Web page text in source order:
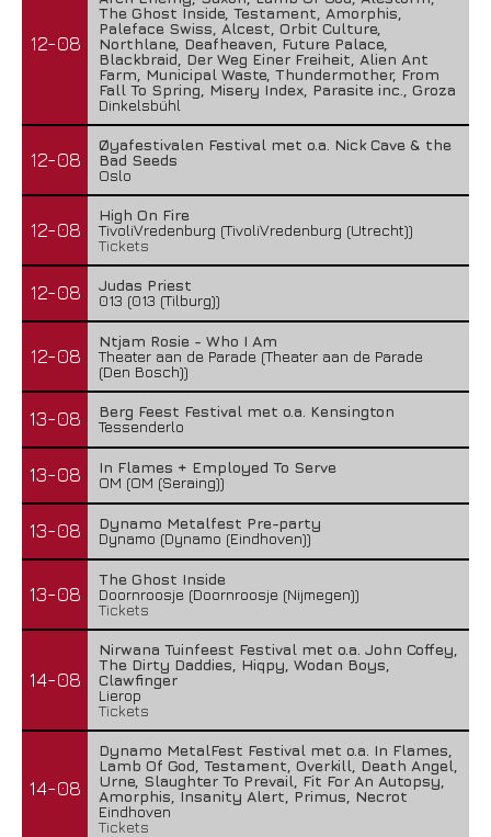
12-08
The Ghost Inside, Testament, Amorphis,
Paleface Swiss, Alcest, Orbit Culture,
Northlane, Deafheaven, Future Palace,
Blackbraid, Der Weg Einer Freiheit, Alien Ant
Farm, Municipal Waste, Thundermother, From
Fall To Spring, Misery Index, Parasite inc., Groza
Dinkelsbühl
12-08
Øyafestivalen Festival met o.a. Nick Cave & the
Bad Seeds
Oslo
12-08
High On Fire
TivoliVredenburg (TivoliVredenburg (Utrecht))
Tickets
12-08
Judas Priest
013 (013 (Tilburg))
12-08
Ntjam Rosie - Who I Am
Theater aan de Parade (Theater aan de Parade
(Den Bosch))
13-08
Berg Feest Festival met o.a. Kensington
Tessenderlo
13-08
In Flames + Employed To Serve
OM (OM (Seraing))
13-08
Dynamo Metalfest Pre-party
Dynamo (Dynamo (Eindhoven))
13-08
The Ghost Inside
Doornroosje (Doornroosje (Nijmegen))
Tickets
14-08
Nirwana Tuinfeest Festival met o.a. John Coffey,
The Dirty Daddies, Hiqpy, Wodan Boys,
Clawfinger
Lierop
Tickets
14-08
Dynamo MetalFest Festival met o.a. In Flames,
Lamb Of God, Testament, Overkill, Death Angel,
Urne, Slaughter To Prevail, Fit For An Autopsy,
Amorphis, Insanity Alert, Primus, Necrot
Eindhoven
Tickets